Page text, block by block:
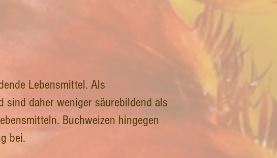
Lebensmittel. Als
sind daher weniger säurebildend als
Buchweizen hingegen
bei.